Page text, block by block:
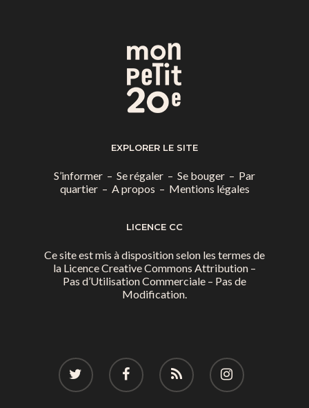
EXPLORER LE SITE
S’informer – Se régaler – Se bouger – Par
quartier– A propos – Mentions légales
LICENCE CC
Ce site est mis à disposition selon les termes de
la Licence Creative Commons Attribution –
Pas d’Utilisation Commerciale – Pas de
Modification.